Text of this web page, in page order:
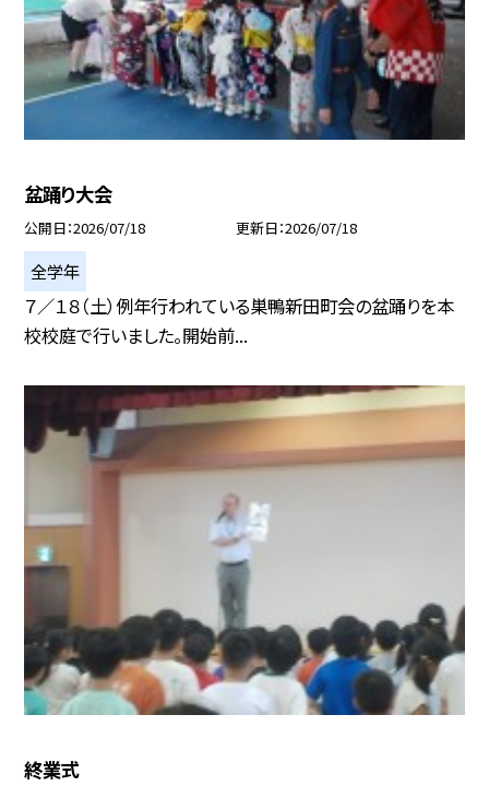
盆踊り大会
公開日 2026/07/18 更新日 2026/07/18
全学年
７／１８（土）例年行われている巣鴨新田町会の盆踊りを本
校校庭で行いました。開始前...
終業式